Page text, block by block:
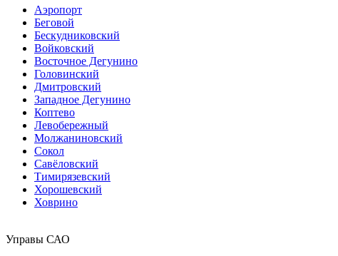
Аэропорт
Беговой
Бескудниковский
Войковский
Восточное Дегунино
Головинский
Дмитровский
Западное Дегунино
Коптево
Левобережный
Молжаниновский
Сокол
Савёловский
Тимирязевский
Хорошевский
Ховрино
Управы САО